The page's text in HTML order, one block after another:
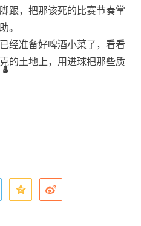
4
6
8
1
5
3
3
2
2
8
跟，把那该死的比赛节奏掌
。
经准备好啤酒小菜了，看看
的土地上，用进球把那些质